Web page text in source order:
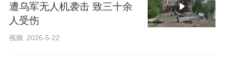
遭乌军无人机袭击 致三十余
人受伤
视频 2026-5-22